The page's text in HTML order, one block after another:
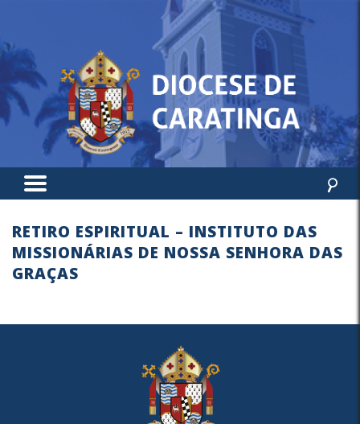
RETIRO ESPIRITUAL – INSTITUTO DAS
MISSIONÁRIAS DE NOSSA SENHORA DAS
GRAÇAS